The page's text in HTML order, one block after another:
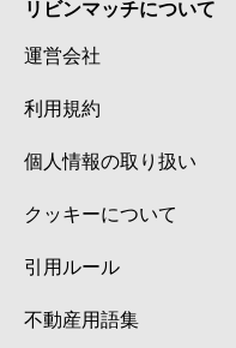
リビンマッチについて
運営会社
利用規約
個人情報の取り扱い
クッキーについて
引用ルール
不動産用語集